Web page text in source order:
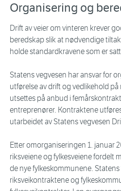
Organisering og
Drift av veier om vinteren krever
beredskap slik at nødvendige
holde standardkravene som er
Statens vegvesen har ansvar for
utførelse av drift og vedlikehold
utsettes på anbud i
entreprenører. Kontraktene
utarbeidet av Statens vegvesen
Etter omorganiseringen 1. januar
riksveiene og fylkesveiene fordelt
de nye fylkeskommunene.
riksveikontraktene og